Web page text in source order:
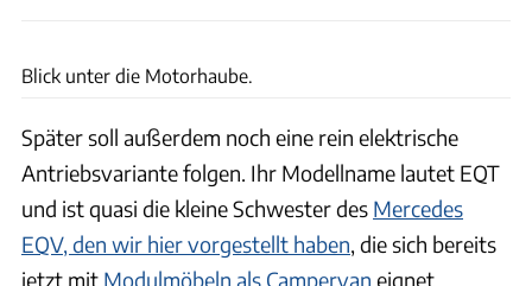
Blick unter die Motorhaube.
Später soll außerdem noch eine rein elektrische
Antriebsvariante folgen. Ihr Modellname lautet EQT
und ist quasi die kleine Schwester des Mercedes
EQV, den wir hier vorgestellt haben, die sich bereits
jetzt mit Modulmöbeln als Campervan eignet